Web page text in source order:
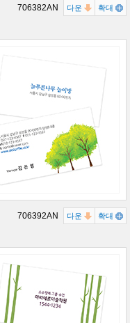
706382AN 다운 확대
706392AN 다운 확대